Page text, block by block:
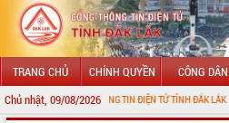
TRANG CHỦ CHÍNH QUYỀN CÔNG DÂN
Chủ nhật, 09/08/2026
CỔNG THÔNG TIN ĐIỆN TỬ TỈNH ĐẮK LẮK